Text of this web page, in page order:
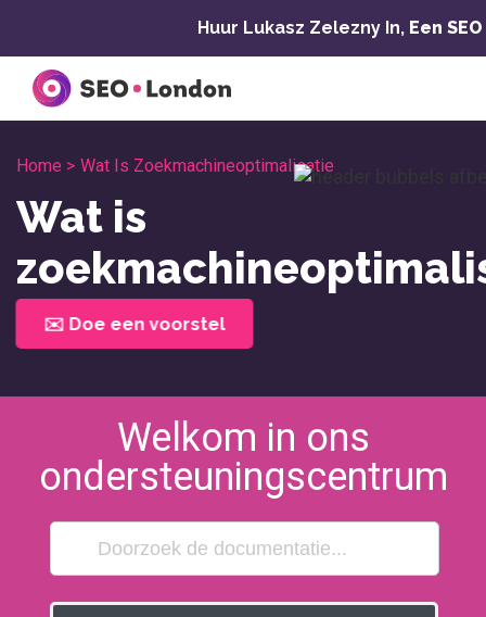
inhoud
Huur Lukasz Zelezny In, Een
Home > Wat Is Zoekmachineoptimalisatie
Wat is
✉️ Doe een voorstel
Welkom in ons
ondersteuningscentrum